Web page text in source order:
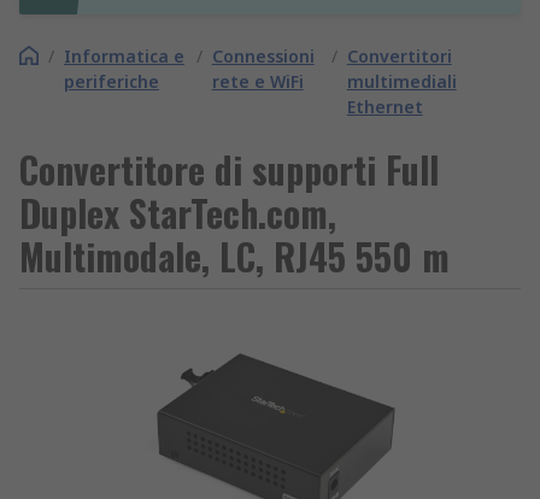
/ Informatica e
periferiche
/ Connessioni
rete e WiFi
/ Convertitori
multimediali
Ethernet
Convertitore di supporti Full
Duplex StarTech.com,
Multimodale, LC, RJ45 550 m